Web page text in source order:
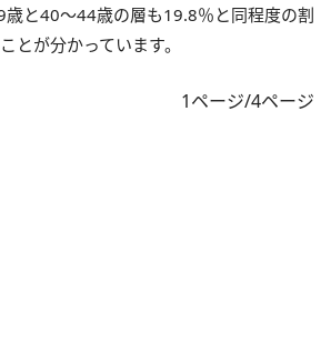
歳と40～44歳の層も19.8％と同程度の割
とが分かっています。
1ページ/4ページ